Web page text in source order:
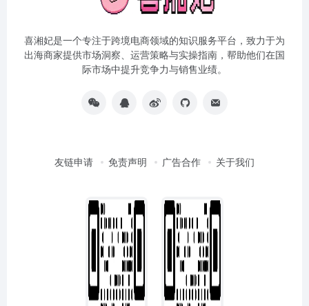
喜湘妃是一个专注于跨境电商领域的知识服务平台，致力于为
出海商家提供市场洞察、运营策略与实操指南，帮助他们在国
际市场中提升竞争力与销售业绩。
友链申请 免责声明 广告合作 关于我们